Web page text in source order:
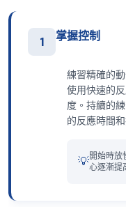
1 掌握控制
練習精確的
使用快速的
度。持續的
的反應時間
💡開始時
心逐漸提